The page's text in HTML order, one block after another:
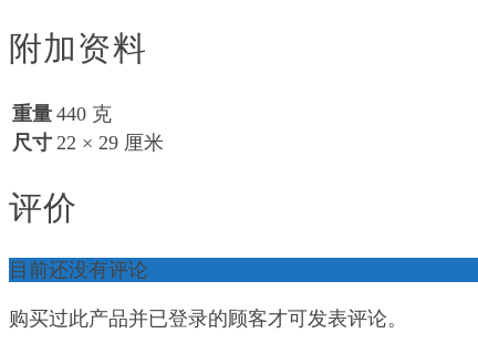
附加资料
重量 440 克
尺寸 22 × 29 厘米
评价
目前还没有评论
购买过此产品并已登录的顾客才可发表评论。